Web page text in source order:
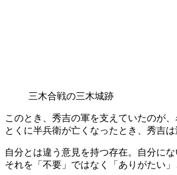
三木合戦の三木城跡
このとき、秀吉の軍を支えていたのが、
とくに半兵衛が亡くなったとき、秀吉は
自分とは違う意見を持つ存在。自分に
それを「不要」ではなく「ありがたい